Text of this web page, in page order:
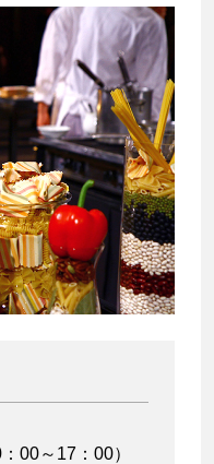
00～17：00）